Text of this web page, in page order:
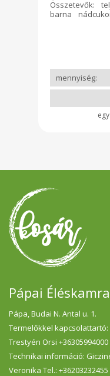
Összetevők:
barna
Pápai Éléskamra
Pápa, Budai N. Antal u. 1.
Termelőkkel kapcsolattartó:
Trestyén Orsi +36305994000
Technikai információ:
Veronika Tel.: +36203232455